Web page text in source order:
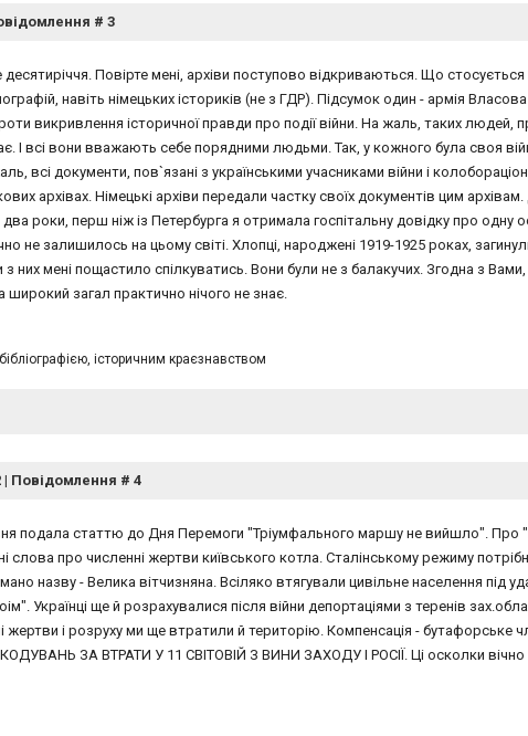
# 3
Повірте мені, архіви поступово відкриваються. Що
навіть німецьких істориків (не з ГДР). Підсумок один - армія
викривлення історичної правди про події війни. На жаль, таких людей,
І всі вони вважають себе порядними людьми. Так, у кожного була своя
всі документи, пов`язані з українськими учасниками війни і
архівах. Німецькі архіви передали частку своїх документів цим
роки, перш ніж із Петербурга я отримала госпітальну довідку про одну
не залишилось на цьому світі. Хлопці, народжені 1919-1925 роках,
них мені пощастило спілкуватись. Вони були не з балакучих. Згодна з
загал практично нічого не знає.
історичним краєзнавством
| Повідомлення # 4
подала статтю до Дня Перемоги "Тріумфального маршу не вийшло". Про
слова про численні жертви київського котла. Сталінському режиму
назву - Велика вітчизняна. Всіляко втягували цивільне населення під
Українці ще й розрахувалися після війни депортаціями з теренів
жертви і розруху ми ще втратили й територію. Компенсація - бутафорське
ЗА ВТРАТИ У 11 СВІТОВІЙ З ВИНИ ЗАХОДУ І РОСІЇ. Ці осколки вічно